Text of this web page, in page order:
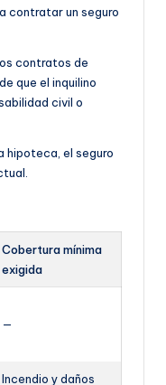
contratar un seguro
contratos de
que el inquilino
civil o
hipoteca, el seguro
Cobertura mínima
exigida
—
Incendio y daños